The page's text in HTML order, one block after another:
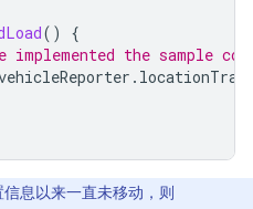
()
{
implemented the sample
.
息以来一直未移动，则